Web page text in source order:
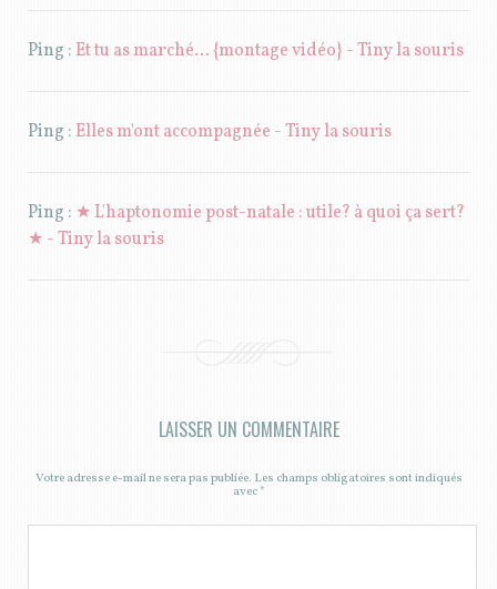
Ping : Et tu as marché... {montage vidéo} - Tiny la souris
Ping : Elles m'ont accompagnée - Tiny la souris
Ping : ★ L'haptonomie post-natale : utile? à quoi ça sert?
★ - Tiny la souris
LAISSER UN COMMENTAIRE
Votre adresse e-mail ne sera pas publiée. Les champs obligatoires sont indiqués
avec*